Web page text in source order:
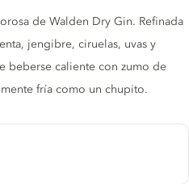
de Walden Dry Gin. Refinada
jengibre, ciruelas, uvas y
beberse caliente con zumo de
fría como un chupito.